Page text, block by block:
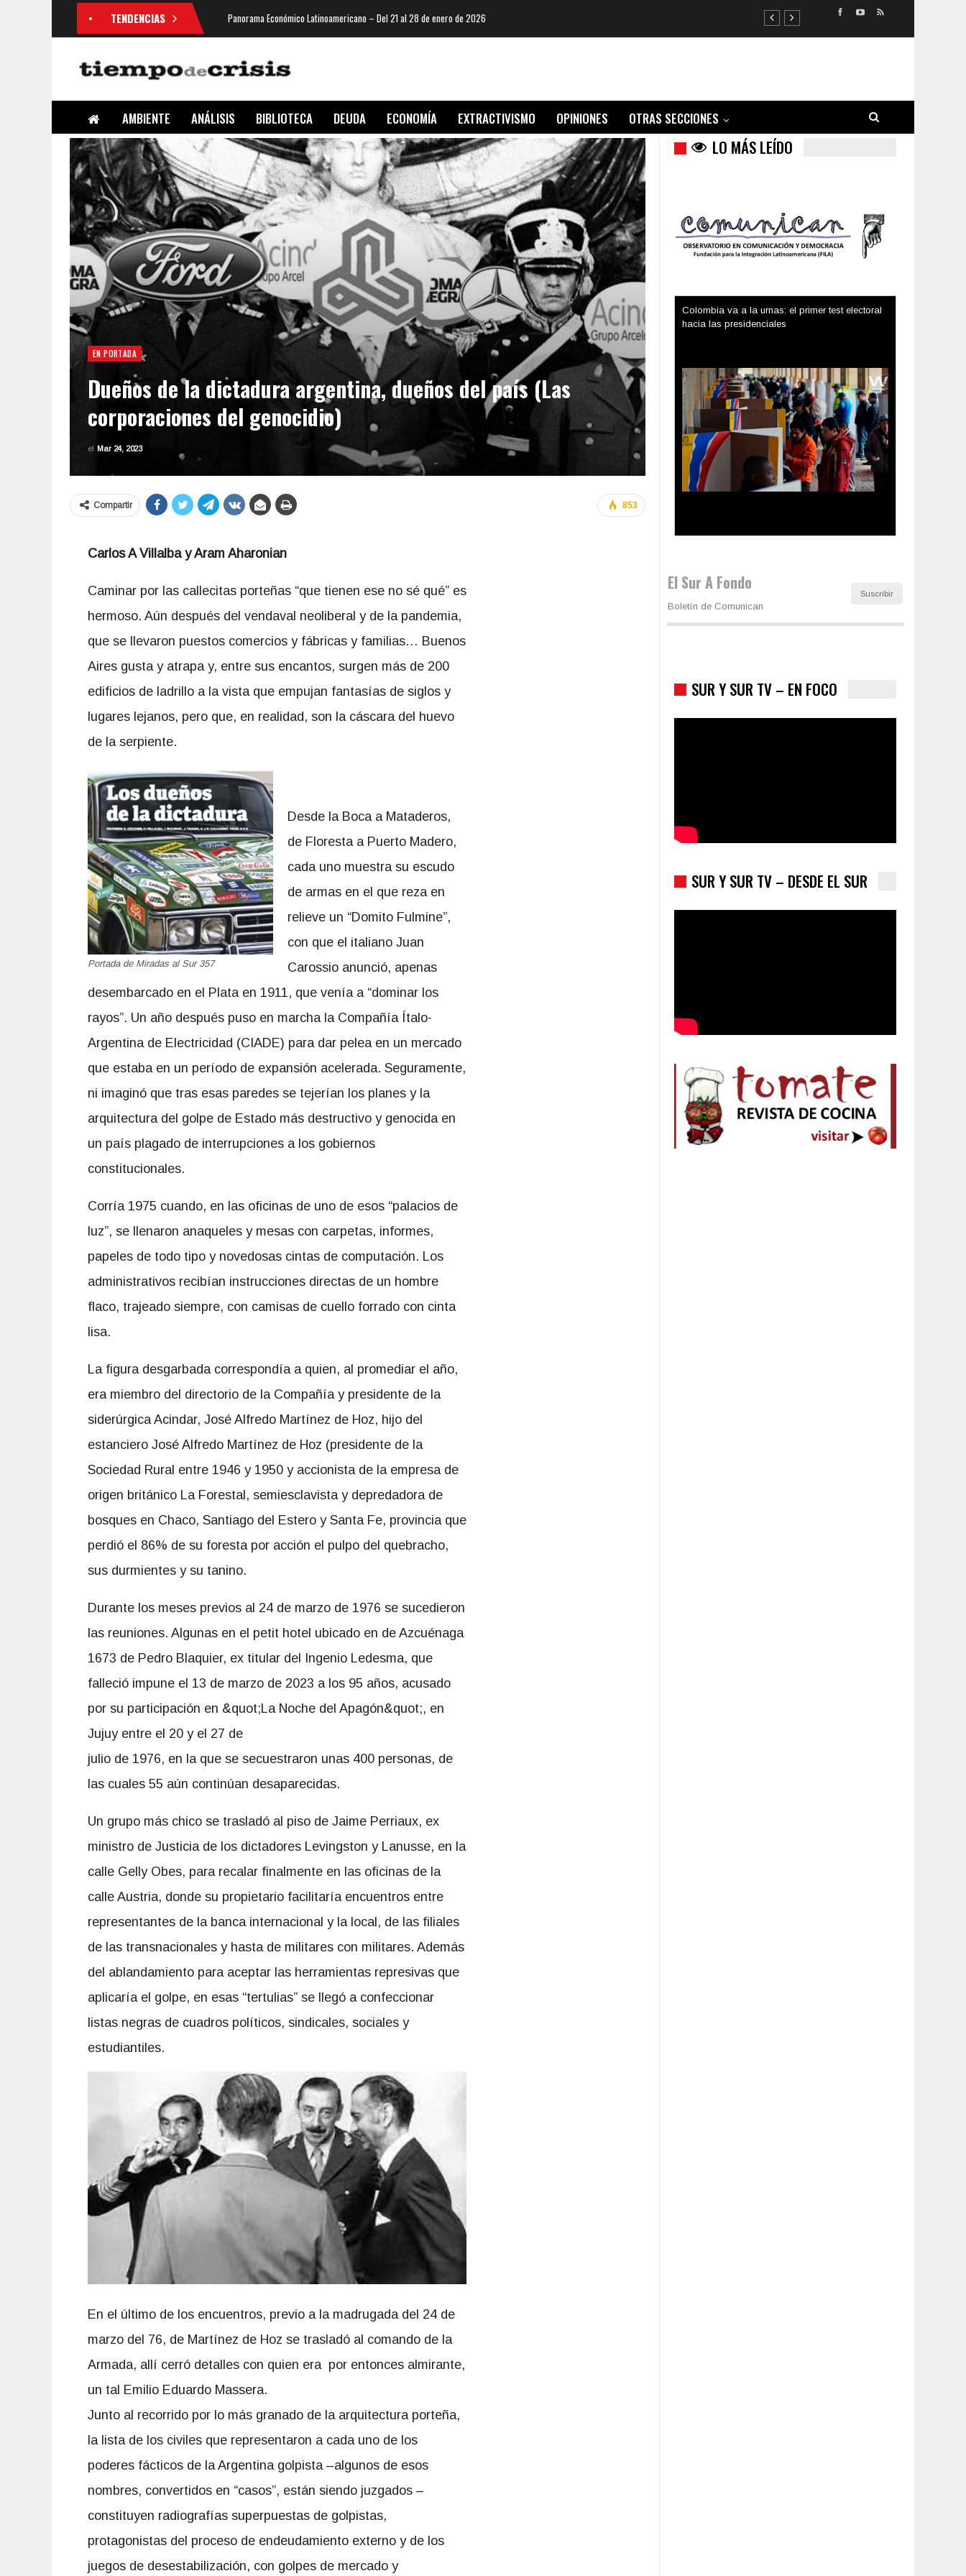
TENDENCIAS Panorama Económico Latinoamericano – Del 21 al 28 de enero de 2026
AMBIENTE ANÁLISIS BIBLIOTECA DEUDA ECONOMÍA EXTRACTIVISMO OPINIONES OTRAS SECCIONES
EN PORTADA
Dueños de la dictadura argentina, dueños del país (Las
corporaciones del genocidio)
el Mar 24, 2023
853
Compartir
Carlos A Villalba y Aram Aharonian
Caminar por las callecitas porteñas “que tienen ese no sé qué” es
hermoso. Aún después del vendaval neoliberal y de la pandemia,
que se llevaron puestos comercios y fábricas y familias… Buenos
Aires gusta y atrapa y, entre sus encantos, surgen más de 200
edificios de ladrillo a la vista que empujan fantasías de siglos y
lugares lejanos, pero que, en realidad, son la cáscara del huevo
de la serpiente.
Portada de Miradas al Sur 357
Desde la Boca a Mataderos,
de Floresta a Puerto Madero,
cada uno muestra su escudo
de armas en el que reza en
relieve un “Domito Fulmine”,
con que el italiano Juan
Carossio anunció, apenas
desembarcado en el Plata en 1911, que venía a “dominar los
rayos”. Un año después puso en marcha la Compañía Ítalo-
Argentina de Electricidad (CIADE) para dar pelea en un mercado
que estaba en un período de expansión acelerada. Seguramente,
ni imaginó que tras esas paredes se tejerían los planes y la
arquitectura del golpe de Estado más destructivo y genocida en
un país plagado de interrupciones a los gobiernos
constitucionales.
Corría 1975 cuando, en las oficinas de uno de esos “palacios de
luz”, se llenaron anaqueles y mesas con carpetas, informes,
papeles de todo tipo y novedosas cintas de computación. Los
administrativos recibían instrucciones directas de un hombre
flaco, trajeado siempre, con camisas de cuello forrado con cinta
lisa.
La figura desgarbada correspondía a quien, al promediar el año,
era miembro del directorio de la Compañía y presidente de la
siderúrgica Acindar, José Alfredo Martínez de Hoz, hijo del
estanciero José Alfredo Martínez de Hoz (presidente de la
Sociedad Rural entre 1946 y 1950 y accionista de la empresa de
origen británico La Forestal, semiesclavista y depredadora de
bosques en Chaco, Santiago del Estero y Santa Fe, provincia que
perdió el 86% de su foresta por acción el pulpo del quebracho,
sus durmientes y su tanino.
Durante los meses previos al 24 de marzo de 1976 se sucedieron
las reuniones. Algunas en el petit hotel ubicado en de Azcuénaga
1673 de Pedro Blaquier, ex titular del Ingenio Ledesma, que
falleció impune el 13 de marzo de 2023 a los 95 años, acusado
por su participación en &quot;La Noche del Apagón&quot;, en
Jujuy entre el 20 y el 27 de
julio de 1976, en la que se secuestraron unas 400 personas, de
las cuales 55 aún continúan desaparecidas.
Un grupo más chico se trasladó al piso de Jaime Perriaux, ex
ministro de Justicia de los dictadores Levingston y Lanusse, en la
calle Gelly Obes, para recalar finalmente en las oficinas de la
calle Austria, donde su propietario facilitaría encuentros entre
representantes de la banca internacional y la local, de las filiales
de las transnacionales y hasta de militares con militares. Además
del ablandamiento para aceptar las herramientas represivas que
aplicaría el golpe, en esas “tertulias” se llegó a confeccionar
listas negras de cuadros políticos, sindicales, sociales y
estudiantiles.
En el último de los encuentros, previo a la madrugada del 24 de
marzo del 76, de Martínez de Hoz se trasladó al comando de la
Armada, allí cerró detalles con quien era por entonces almirante,
un tal Emilio Eduardo Massera.
Junto al recorrido por lo más granado de la arquitectura porteña,
la lista de los civiles que representaron a cada uno de los
poderes fácticos de la Argentina golpista –algunos de esos
nombres, convertidos en “casos”, están siendo juzgados –
constituyen radiografías superpuestas de golpistas,
protagonistas del proceso de endeudamiento externo y de los
juegos de desestabilización, con golpes de mercado y
LO MÁS LEÍDO
Trump y las drogas: la viga en los propios ojos
Los latinos le van dando la espalda a Trump